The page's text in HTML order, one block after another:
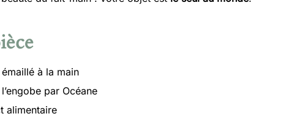
à la main
par Océane
alimentaire